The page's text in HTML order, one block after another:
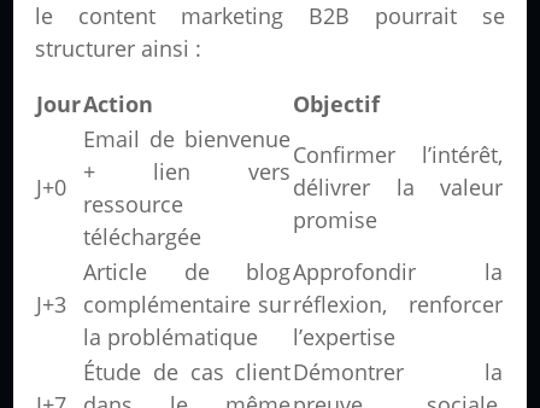
le content marketing B2B pourrait se
structurer ainsi :
JourAction Objectif
J+0
Email de bienvenue
+ lien vers
ressource
téléchargée
Confirmer l’intérêt,
délivrer la valeur
promise
J+3
Article de blog
complémentaire sur
la problématique
Approfondir la
réflexion, renforcer
l’expertise
Étude de cas clientDémontrer la